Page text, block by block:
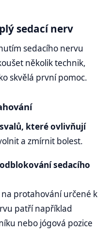
sedací nerv
sedacího nervu
několik technik,
skvělá první pomoc.
které ovlivňují
a zmírnit bolest.
sedacího
protahování určené k
patří například
nebo jógová pozice